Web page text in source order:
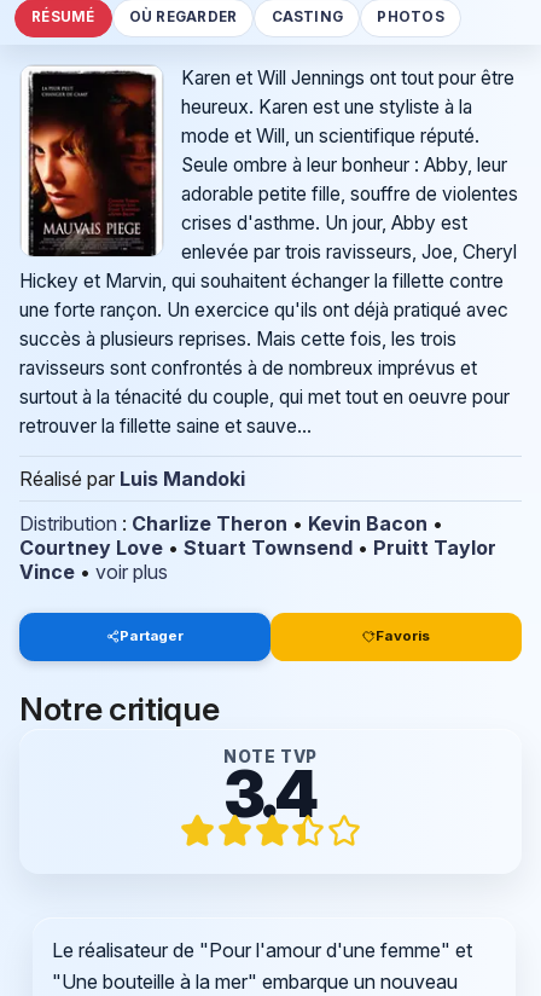
RÉSUMÉ OÙ REGARDER CASTING PHOTOS
Karen et Will Jennings ont tout pour être
heureux. Karen est une styliste à la
mode et Will, un scientifique réputé.
Seule ombre à leur bonheur : Abby, leur
adorable petite fille, souffre de violentes
crises d'asthme. Un jour, Abby est
enlevée par trois ravisseurs, Joe, Cheryl
Hickey et Marvin, qui souhaitent échanger la fillette contre
une forte rançon. Un exercice qu'ils ont déjà pratiqué avec
succès à plusieurs reprises. Mais cette fois, les trois
ravisseurs sont confrontés à de nombreux imprévus et
surtout à la ténacité du couple, qui met tout en oeuvre pour
retrouver la fillette saine et sauve...
Réalisé par Luis Mandoki
Distribution : Charlize Theron • Kevin Bacon •
Courtney Love • Stuart Townsend • Pruitt Taylor
Vince • voir plus
Partager Favoris
Notre critique
NOTE TVP
3.4
Le réalisateur de "Pour l'amour d'une femme" et
"Une bouteille à la mer" embarque un nouveau